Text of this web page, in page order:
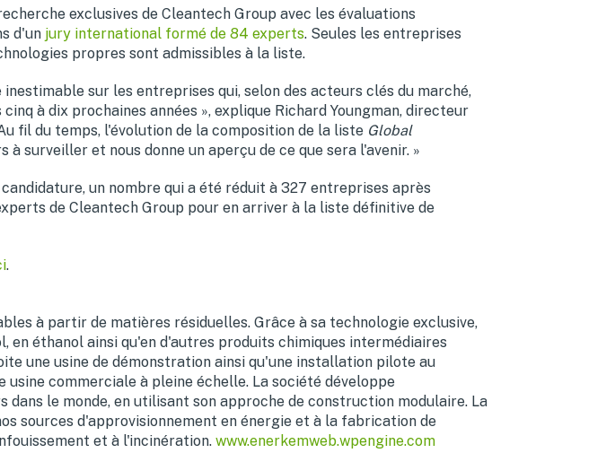
exclusives de Cleantech Group avec les évaluations
d'un jury international formé de 84 experts. Seules les entreprises
propres sont admissibles à la liste.
sur les entreprises qui, selon des acteurs clés du marché,
à dix prochaines années », explique Richard Youngman, directeur
fil du temps, l'évolution de la composition de la liste Global
surveiller et nous donne un aperçu de ce que sera l'avenir. »
un nombre qui a été réduit à 327 entreprises après
de Cleantech Group pour en arriver à la liste définitive de
.
à partir de matières résiduelles. Grâce à sa technologie exclusive,
éthanol ainsi qu'en d'autres produits chimiques intermédiaires
une usine de démonstration ainsi qu'une installation pilote au
commerciale à pleine échelle. La société développe
le monde, en utilisant son approche de construction modulaire. La
sources d'approvisionnement en énergie et à la fabrication de
et à l'incinération. www.enerkemweb.wpengine.com